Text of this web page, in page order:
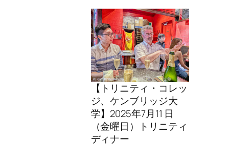
【トリニティ・コレッ
ジ、ケンブリッジ大
学】2025年7月11 日
（金曜日）トリニティ
ディナー